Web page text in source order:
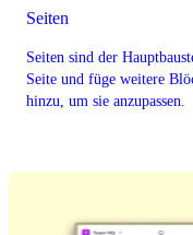
Seiten
Seiten sind der
Seite und füge weitere
hinzu, um sie anzupassen.